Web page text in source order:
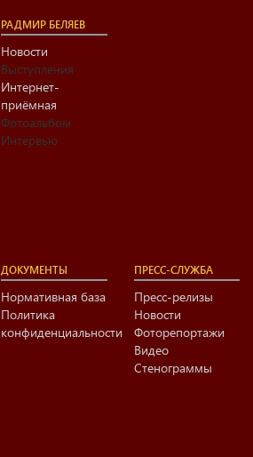
РАДМИР БЕЛЯЕВ
Новости
Выступления
Интернет-
приёмная
Фотоальбом
Интервью
ДОКУМЕНТЫ
Нормативная база
Политика
конфиденциальности
ПРЕСС-СЛУЖБА
Пресс-релизы
Новости
Фоторепортажи
Видео
Стенограммы